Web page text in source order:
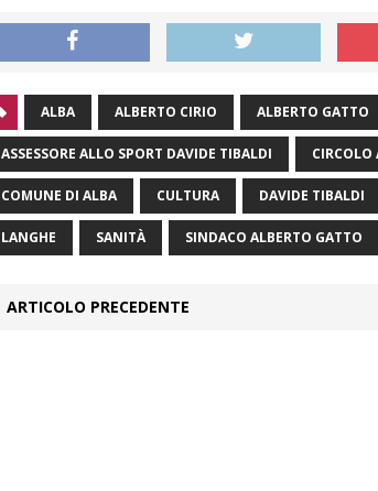
ALBA ALBERTO CIRIO ALBERTO GATTO
ASSESSORE ALLO SPORT DAVIDE TIBALDI CIRCOLO
COMUNE DI ALBA CULTURA DAVIDE TIBALDI
LANGHE SANITÀ SINDACO ALBERTO GATTO
ARTICOLO PRECEDENTE